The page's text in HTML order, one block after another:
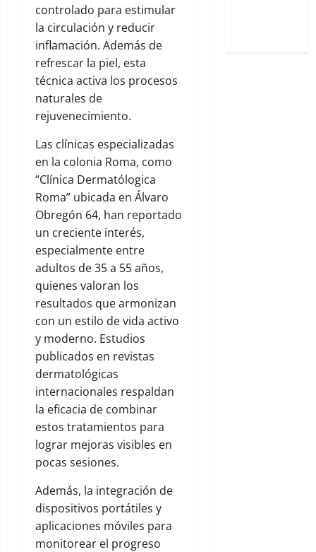
controlado para estimular
la circulación y reducir
inflamación. Además de
refrescar la piel, esta
técnica activa los procesos
naturales de
rejuvenecimiento.
Las clínicas especializadas
en la colonia Roma, como
“Clínica Dermatólogica
Roma” ubicada en Álvaro
Obregón 64, han reportado
un creciente interés,
especialmente entre
adultos de 35 a 55 años,
quienes valoran los
resultados que armonizan
con un estilo de vida activo
y moderno. Estudios
publicados en revistas
dermatológicas
internacionales respaldan
la eficacia de combinar
estos tratamientos para
lograr mejoras visibles en
pocas sesiones.
Además, la integración de
dispositivos portátiles y
aplicaciones móviles para
monitorear el progreso